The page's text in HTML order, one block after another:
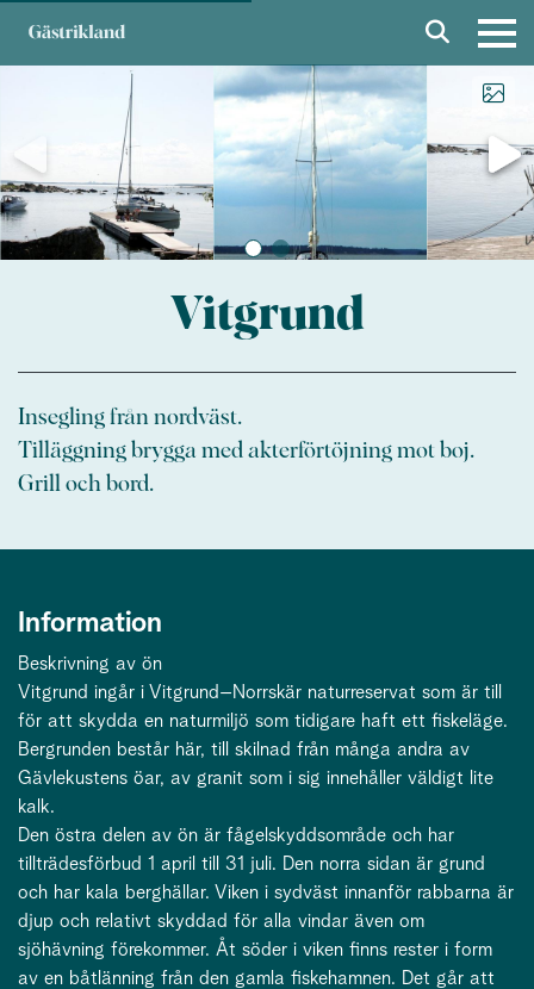
Vitgrund
Insegling från nordväst.
Tilläggning brygga med akterförtöjning mot boj.
Grill och bord.
Information
Beskrivning av ön
Vitgrund ingår i Vitgrund–Norrskär naturreservat som är till
för att skydda en naturmiljö som tidigare haft ett fiskeläge.
Bergrunden består här, till skilnad från många andra av
Gävlekustens öar, av granit som i sig innehåller väldigt lite
kalk.
Den östra delen av ön är fågelskyddsområde och har
tillträdesförbud 1 april till 31 juli. Den norra sidan är grund
och har kala berghällar. Viken i sydväst innanför rabbarna är
djup och relativt skyddad för alla vindar även om
sjöhävning förekommer. Åt söder i viken finns rester i form
av en båtlänning från den gamla fiskehamnen. Det går att